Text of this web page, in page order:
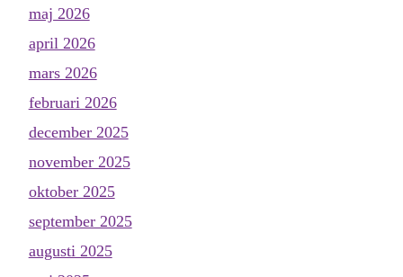
maj 2026
april 2026
mars 2026
februari 2026
december 2025
november 2025
oktober 2025
september 2025
augusti 2025